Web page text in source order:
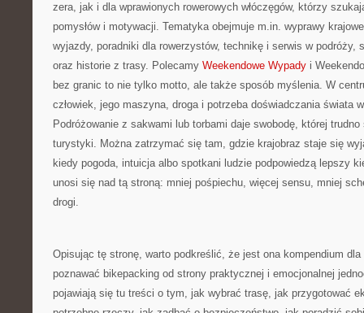
zera, jak i dla wprawionych rowerowych włóczęgów, którzy
pomysłów i motywacji. Tematyka obejmuje m.in. wyprawy
wyjazdy, poradniki dla rowerzystów, technikę i serwis w podróży,
oraz historie z trasy. Polecamy Weekendowe Wypady i
bez granic to nie tylko motto, ale także sposób myślenia. W
człowiek, jego maszyna, droga i potrzeba doświadczania świata
Podróżowanie z sakwami lub torbami daje swobodę, której
turystyki. Można zatrzymać się tam, gdzie krajobraz staje się
kiedy pogoda, intuicja albo spotkani ludzie podpowiedzą lepszy
unosi się nad tą stroną: mniej pośpiechu, więcej sensu, mniej
drogi.
Opisując tę stronę, warto podkreślić, że jest ona kompendium
poznawać bikepacking od strony praktycznej i emocjonalnej
pojawiają się tu treści o tym, jak wybrać trasę, jak przygotować